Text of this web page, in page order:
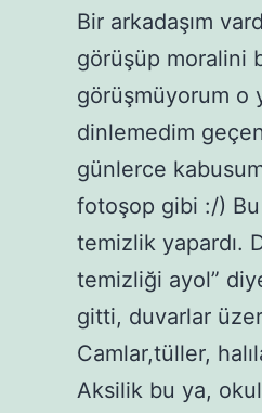
Bir arkadaşım
görüşüp moralini
görüşmüyorum o
dinlemedim geçen
günlerce
fotoşop gibi :/)
temizlik yapardı.
temizliği ayol”
gitti, duvarlar
Camlar,tüller,
Aksilik bu ya,